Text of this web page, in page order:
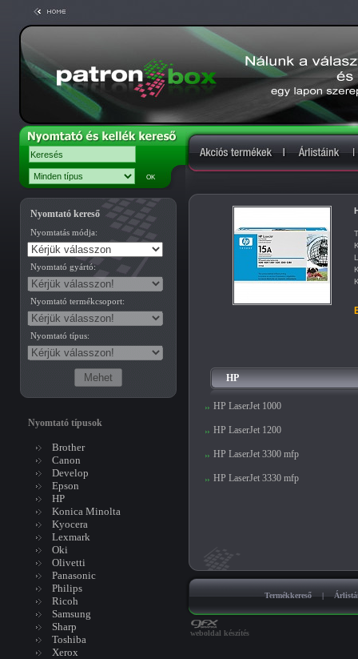
Nyomtató kereső
Nyomtatás módja:
Nyomtató gyártó:
Nyomtató termékcsoport:
Nyomtató típus:
Nyomtató típusok
Brother
Canon
Develop
Epson
HP
Konica Minolta
Kyocera
Lexmark
Oki
Olivetti
Panasonic
Philips
Ricoh
Samsung
Sharp
Toshiba
Xerox
HP
HP LaserJet 1000
HP LaserJet 1200
HP LaserJet 3300 mfp
HP LaserJet 3330 mfp
Termékkereső |
weboldal készítés